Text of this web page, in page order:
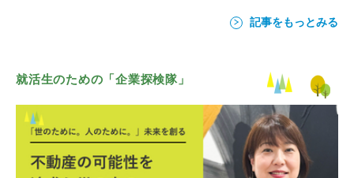
記事をもっとみる
就活生のための「企業探検隊」